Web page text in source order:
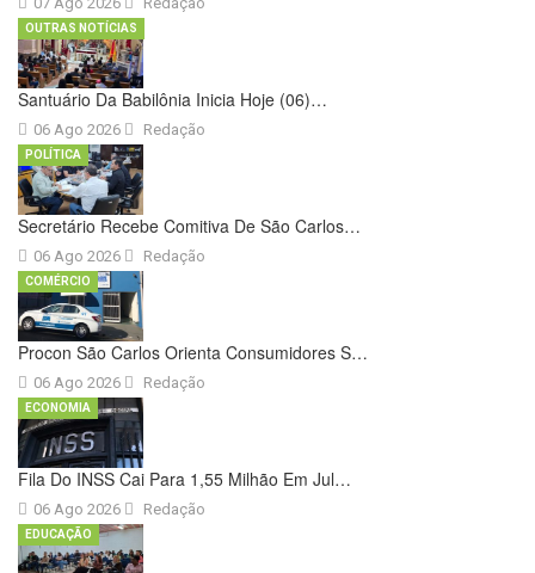
Santuário Da Babilônia Inicia Hoje (06)…
06 Ago 2026
OUTRAS NOTÍCIAS
Redação
Secretário Recebe Comitiva De São Carlos…
06 Ago 2026
POLÍTICA
Redação
Procon São Carlos Orienta Consumidores S…
06 Ago 2026
COMÉRCIO
Redação
Fila Do INSS Cai Para 1,55 Milhão Em Jul…
06 Ago 2026
ECONOMIA
Redação
EDUCAÇÃO